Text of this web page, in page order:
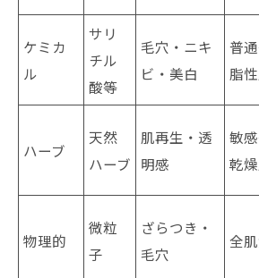
ケミカ
ル
サリ
チル
酸等
毛穴・ニキ
ビ・美白
普
脂
ハーブ
天然
ハーブ
肌再生・透
明感
敏
乾
物理的
微粒
子
ざらつき・
毛穴
全